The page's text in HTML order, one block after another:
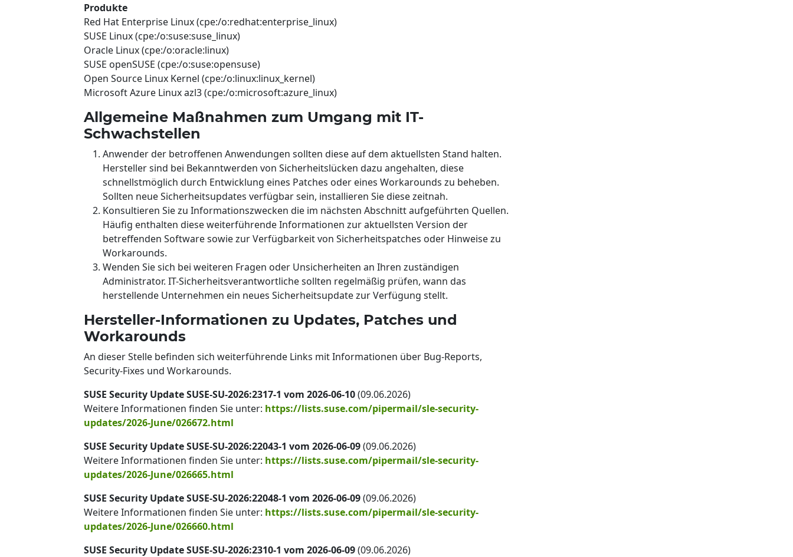
Produkte
Red Hat Enterprise Linux (cpe:/o:redhat:enterprise_linux)
SUSE Linux (cpe:/o:suse:suse_linux)
Oracle Linux (cpe:/o:oracle:linux)
SUSE openSUSE (cpe:/o:suse:opensuse)
Open Source Linux Kernel (cpe:/o:linux:linux_kernel)
Microsoft Azure Linux azl3 (cpe:/o:microsoft:azure_linux)
Allgemeine Maßnahmen zum Umgang mit IT-
Schwachstellen
Anwender der betroffenen Anwendungen sollten diese auf dem aktuellsten Stand halten.
Hersteller sind bei Bekanntwerden von Sicherheitslücken dazu angehalten, diese
schnellstmöglich durch Entwicklung eines Patches oder eines Workarounds zu beheben.
Sollten neue Sicherheitsupdates verfügbar sein, installieren Sie diese zeitnah.
Konsultieren Sie zu Informationszwecken die im nächsten Abschnitt aufgeführten Quellen.
Häufig enthalten diese weiterführende Informationen zur aktuellsten Version der
betreffenden Software sowie zur Verfügbarkeit von Sicherheitspatches oder Hinweise zu
Workarounds.
Wenden Sie sich bei weiteren Fragen oder Unsicherheiten an Ihren zuständigen
Administrator. IT-Sicherheitsverantwortliche sollten regelmäßig prüfen, wann das
herstellende Unternehmen ein neues Sicherheitsupdate zur Verfügung stellt.
Hersteller-Informationen zu Updates, Patches und
Workarounds
An dieser Stelle befinden sich weiterführende Links mit Informationen über Bug-Reports,
Security-Fixes und Workarounds.
SUSE Security Update SUSE-SU-2026:2317-1 vom 2026-06-10(09.06.2026)
Weitere Informationen finden Sie unter: https://lists.suse.com/pipermail/sle-security-
updates/2026-June/026672.html
SUSE Security Update SUSE-SU-2026:22043-1 vom 2026-06-09(09.06.2026)
Weitere Informationen finden Sie unter: https://lists.suse.com/pipermail/sle-security-
updates/2026-June/026665.html
SUSE Security Update SUSE-SU-2026:22048-1 vom 2026-06-09(09.06.2026)
Weitere Informationen finden Sie unter: https://lists.suse.com/pipermail/sle-security-
updates/2026-June/026660.html
SUSE Security Update SUSE-SU-2026:2310-1 vom 2026-06-09(09.06.2026)